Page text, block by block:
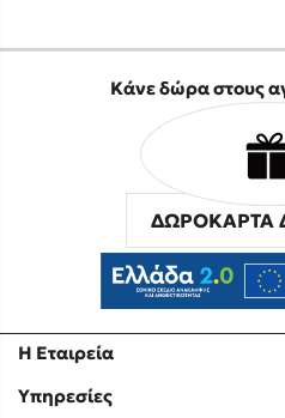
Η Εταιρεία
Υπηρεσίες
Κάνε δώρα στους
ΔΩΡΟΚΑΡΤΑ